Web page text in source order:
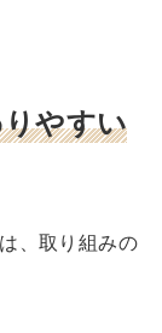
やすい
、取り組みの